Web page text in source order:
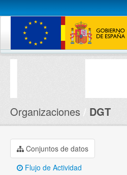
Conjuntos de datos
Organizaciones DGT
Conjuntos de datos
Flujo de Actividad